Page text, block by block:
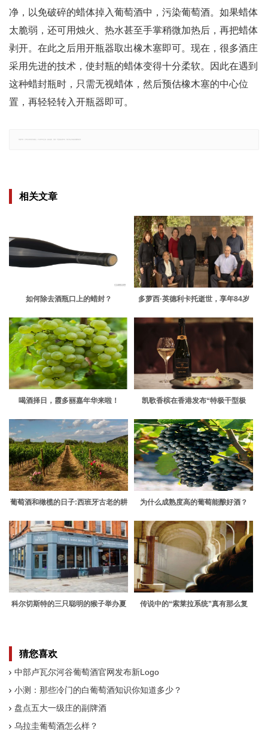
净，以免破碎的蜡体掉入葡萄酒中，污染葡萄酒。如果蜡体
太脆弱，还可用烛火、热水甚至手掌稍微加热后，再把蜡体
剥开。在此之后用开瓶器取出橡木塞即可。现在，很多酒庄
采用先进的技术，使封瓶的蜡体变得十分柔软。因此在遇到
这种蜡封瓶时，只需无视蜡体，然后预估橡木塞的中心位
置，再轻轻转入开瓶器即可。
相关文章
如何除去酒瓶口上的蜡封？ 多萝西·英德利卡托逝世，享年84岁
喝酒择日，霞多丽嘉年华来啦！
凯歌香槟在香港发布“特极干型极
葡萄酒和橄榄的日子:西班牙古老的耕
为什么成熟度高的葡萄能酿好酒？
科尔切斯特的三只聪明的猴子举办夏
传说中的“索莱拉系统”真有那么复
猜您喜欢
中部卢瓦尔河谷葡萄酒官网发布新Logo
小测：那些冷门的白葡萄酒知识你知道多少？
盘点五大一级庄的副牌酒
乌拉圭葡萄酒怎么样？